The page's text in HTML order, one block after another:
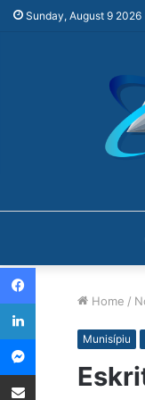
Sunday, August 9 2026
Home /
Munisípiu
Facebook
LinkedIn
Messenger